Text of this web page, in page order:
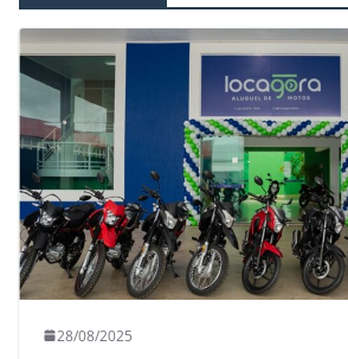
28/08/2025